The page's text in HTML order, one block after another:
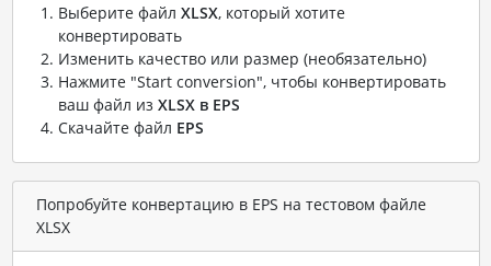
Выберите файл XLSX, который хотите
конвертировать
Изменить качество или размер (необязательно)
Нажмите "Start conversion", чтобы конвертировать
ваш файл из XLSX в EPS
Скачайте файл EPS
Попробуйте конвертацию в EPS на тестовом файле
XLSX